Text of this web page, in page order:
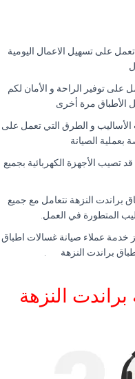
على تسهيل الاعمال اليومية
على توفير الراحة و الأمان لكم
الأطباق مرة أخرى
الأساليب و الطرق التي تعمل على
بعملية الصيانة
تصيب الأجهزة الكهربائية بجميع
براندت النزهة نتعامل مع جميع
المتطورة في العمل
خدمة عملاء صيانة غسالات اطباق
براندت النزهة
النزهة